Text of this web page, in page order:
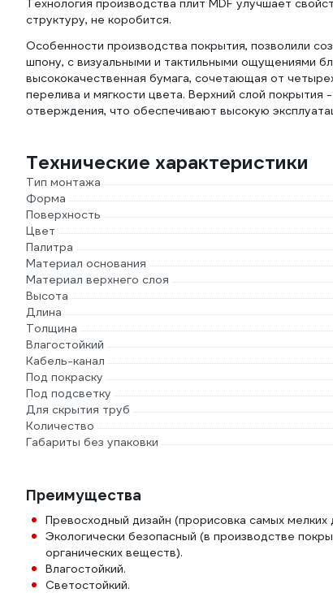
Технология производства плит MDF улучшает
структуру, не коробится.
Особенности производства покрытия, позволили
шпону, с визуальными и тактильными ощущениями
высококачественная бумага, сочетающая от
перелива и мягкости цвета. Верхний слой
отверждения, что обеспечивают высокую
Технические характеристики
Тип монтажа
Форма
Поверхность
Цвет
Палитра
Материал основания
Материал верхнего слоя
Высота
Длина
Толщина
Влагостойкий
Кабель-канал
Под покраску
Под подсветку
Для скрытия труб
Количество
Габариты без упаковки
Преимущества
Превосходный дизайн (прорисовка самых мелких
Экологически безопасный (в производстве
органических веществ).
Влагостойкий.
Светостойкий.